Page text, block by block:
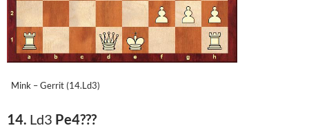
Mink – Gerrit (14.Ld3)
14. Ld3 Pe4???